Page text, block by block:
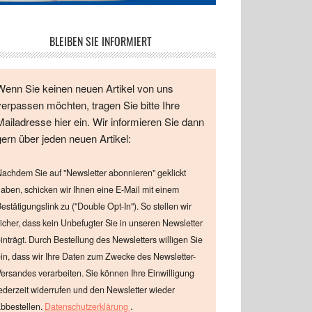
BLEIBEN SIE INFORMIERT
Sie keinen neuen Artikel von uns
möchten, tragen Sie bitte Ihre
hier ein. Wir informieren Sie dann
über jeden neuen Artikel:
Sie auf "Newsletter abonnieren" geklickt
schicken wir Ihnen eine E-Mail mit einem
zu ("Double Opt-In"). So stellen wir
dass kein Unbefugter Sie in unseren Newsletter
Durch Bestellung des Newsletters willigen Sie
dass wir Ihre Daten zum Zwecke des Newsletter-
verarbeiten. Sie können Ihre Einwilligung
widerrufen und den Newsletter wieder
Datenschutzerklärung .